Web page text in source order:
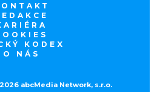
KODEX
O NÁS
abcMedia Network, s.r.o.